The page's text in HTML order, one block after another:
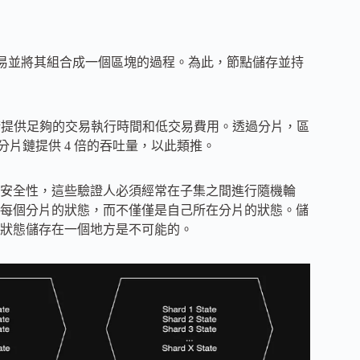
將其組合成一個區塊的過程。為此，節點儲存並持
供足夠的交易執行時間和低交易費用。透過分片，區
片鏈提供 4 倍的吞吐量，以此類推。
全性，這些驗證人必須經常在子集之間進行隨機輪
個分片的狀態，而不僅僅是自己所在分片的狀態。儲
態儲存在一個地方是不可能的。